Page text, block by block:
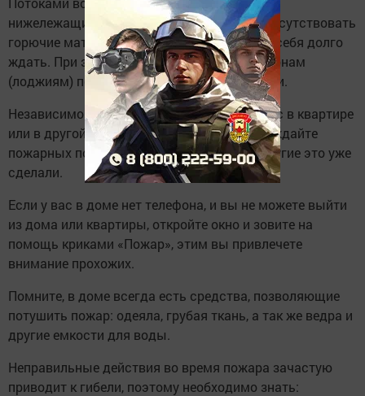
нижележащие балконы. Если там будут присутствовать
горючие материалы, то пожар не заставит себя долго
ждать. При этом распространяясь по балконам
(лоджиям) пожар может охватить все этажи.
Независимо от того, начался ли пожар у вас в квартире
или в другой части вашего дома, предупреждайте
пожарных по телефону, не считайте, что другие это уже
сделали.
Если у вас в доме нет телефона, и вы не можете выйти
из дома или квартиры, откройте окно и зовите на
помощь криками «Пожар», этим вы привлечете
внимание прохожих.
Помните, в доме всегда есть средства, позволяющие
потушить пожар: одеяла, грубая ткань, а так же ведра и
другие емкости для воды.
Неправильные действия во время пожара зачастую
приводит к гибели, поэтому необходимо знать: